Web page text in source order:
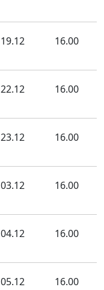
19.12 16.00
22.12 16.00
23.12 16.00
03.12 16.00
04.12 16.00
05.12 16.00